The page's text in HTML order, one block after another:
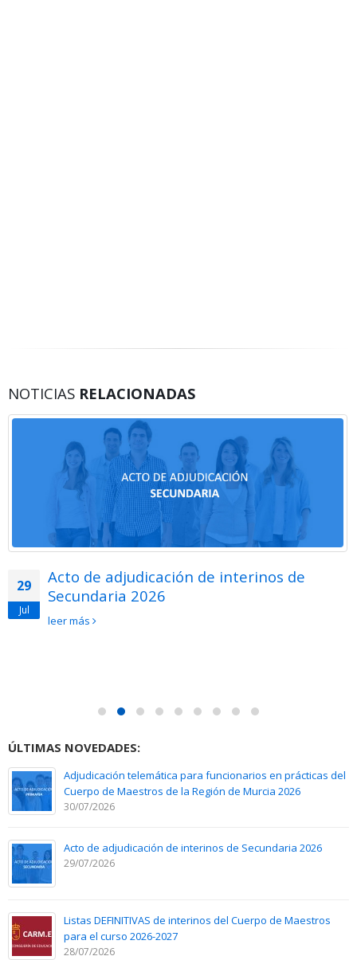
NOTICIAS RELACIONADAS
29
Jul
Acto de adjudicación de interinos de
Secundaria 2026
leer más
ÚLTIMAS NOVEDADES:
Adjudicación telemática para funcionarios en prácticas del
Cuerpo de Maestros de la Región de Murcia 2026
30/07/2026
Acto de adjudicación de interinos de Secundaria 2026
29/07/2026
Listas DEFINITIVAS de interinos del Cuerpo de Maestros
para el curso 2026-2027
28/07/2026